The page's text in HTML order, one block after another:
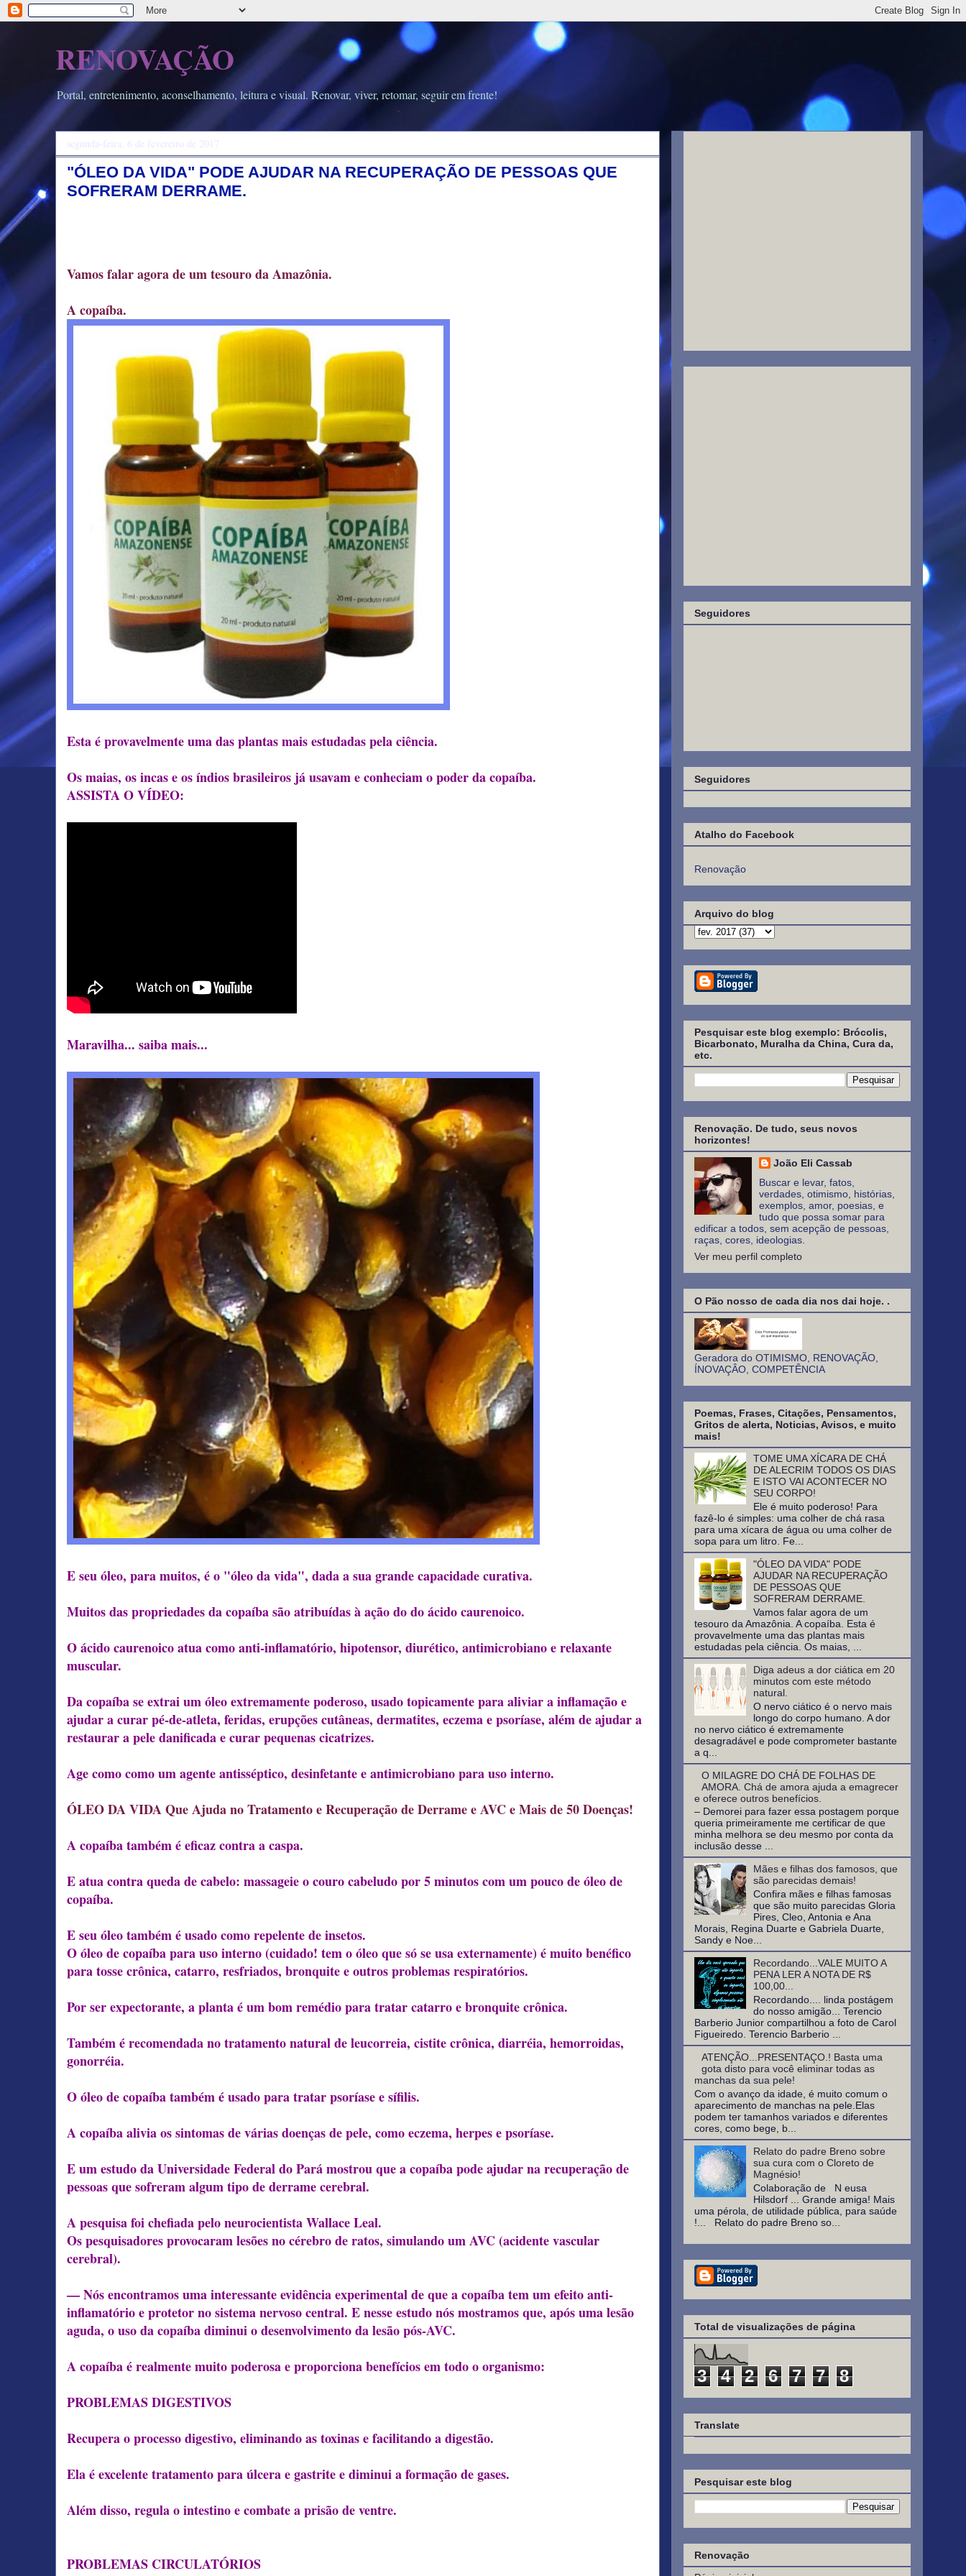
RENOVAÇÃO
Portal, entretenimento, aconselhamento, leitura e visual. Renovar, viver, retomar, seguir em frente!
segunda-feira, 6 de fevereiro de 2017
"ÓLEO DA VIDA" PODE AJUDAR NA RECUPERAÇÃO DE PESSOAS QUE
SOFRERAM DERRAME.
Vamos falar agora de um tesouro da Amazônia.
A copaíba.
Esta é provavelmente uma das plantas mais estudadas pela ciência.
Os maias, os incas e os índios brasileiros já usavam e conheciam o poder da copaíba.
ASSISTA O VÍDEO:
Maravilha... saiba mais...
E seu óleo, para muitos, é o "óleo da vida", dada a sua grande capacidade curativa.
Muitos das propriedades da copaíba são atribuídas à ação do do ácido caurenoico.
O ácido caurenoico atua como anti-inflamatório, hipotensor, diurético, antimicrobiano e relaxante
muscular.
Da copaíba se extrai um óleo extremamente poderoso, usado topicamente para aliviar a inflamação e
ajudar a curar pé-de-atleta, feridas, erupções cutâneas, dermatites, eczema e psoríase, além de ajudar a
restaurar a pele danificada e curar pequenas cicatrizes.
Age como como um agente antisséptico, desinfetante e antimicrobiano para uso interno.
ÓLEO DA VIDA Que Ajuda no Tratamento e Recuperação de Derrame e AVC e Mais de 50 Doenças!
A copaíba também é eficaz contra a caspa.
E atua contra queda de cabelo: massageie o couro cabeludo por 5 minutos com um pouco de óleo de
copaíba.
E seu óleo também é usado como repelente de insetos.
O óleo de copaíba para uso interno (cuidado! tem o óleo que só se usa externamente) é muito benéfico
para tosse crônica, catarro, resfriados, bronquite e outros problemas respiratórios.
Por ser expectorante, a planta é um bom remédio para tratar catarro e bronquite crônica.
Também é recomendada no tratamento natural de leucorreia, cistite crônica, diarréia, hemorroidas,
gonorréia.
O óleo de copaíba também é usado para tratar psoríase e sífilis.
A copaíba alivia os sintomas de várias doenças de pele, como eczema, herpes e psoríase.
E um estudo da Universidade Federal do Pará mostrou que a copaíba pode ajudar na recuperação de
pessoas que sofreram algum tipo de derrame cerebral.
A pesquisa foi chefiada pelo neurocientista Wallace Leal.
Os pesquisadores provocaram lesões no cérebro de ratos, simulando um AVC (acidente vascular
cerebral).
— Nós encontramos uma interessante evidência experimental de que a copaíba tem um efeito anti-
inflamatório e protetor no sistema nervoso central. E nesse estudo nós mostramos que, após uma lesão
aguda, o uso da copaíba diminui o desenvolvimento da lesão pós-AVC.
A copaíba é realmente muito poderosa e proporciona benefícios em todo o organismo:
PROBLEMAS DIGESTIVOS
Recupera o processo digestivo, eliminando as toxinas e facilitando a digestão.
Ela é excelente tratamento para úlcera e gastrite e diminui a formação de gases.
Além disso, regula o intestino e combate a prisão de ventre.
PROBLEMAS CIRCULATÓRIOS
Seguidores
Seguidores
Atalho do Facebook
Renovação
Arquivo do blog
Pesquisar este blog exemplo: Brócolis,
Bicarbonato, Muralha da China, Cura da,
etc.
Renovação. De tudo, seus novos
horizontes!
João Eli Cassab
Buscar e levar, fatos,
verdades, otimismo, histórias,
exemplos, amor, poesias, e
tudo que possa somar para
edificar a todos, sem acepção de pessoas,
raças, cores, ideologias.
Ver meu perfil completo
O Pão nosso de cada dia nos dai hoje. .
Geradora do OTIMISMO, RENOVAÇÃO,
ÍNOVAÇÂO, COMPETÊNCIA
Poemas, Frases, Citações, Pensamentos,
Gritos de alerta, Noticias, Avisos, e muito
mais!
TOME UMA XÍCARA DE CHÁ
DE ALECRIM TODOS OS DIAS
E ISTO VAI ACONTECER NO
SEU CORPO!
Ele é muito poderoso! Para
fazê-lo é simples: uma colher de chá rasa
para uma xícara de água ou uma colher de
sopa para um litro. Fe...
"ÓLEO DA VIDA" PODE
AJUDAR NA RECUPERAÇÃO
DE PESSOAS QUE
SOFRERAM DERRAME.
Vamos falar agora de um
tesouro da Amazônia. A copaíba. Esta é
provavelmente uma das plantas mais
estudadas pela ciência. Os maias, ...
Diga adeus a dor ciática em 20
minutos com este método
natural.
O nervo ciático é o nervo mais
longo do corpo humano. A dor
no nervo ciático é extremamente
desagradável e pode comprometer bastante
a q...
O MILAGRE DO CHÁ DE FOLHAS DE
AMORA. Chá de amora ajuda a emagrecer
e oferece outros benefícios.
– Demorei para fazer essa postagem porque
queria primeiramente me certificar de que
minha melhora se deu mesmo por conta da
inclusão desse ...
Mães e filhas dos famosos, que
são parecidas demais!
Confira mães e filhas famosas
que são muito parecidas Gloria
Pires, Cleo, Antonia e Ana
Morais, Regina Duarte e Gabriela Duarte,
Sandy e Noe...
Recordando...VALE MUITO A
PENA LER A NOTA DE R$
100,00...
Recordando.... linda postágem
do nosso amigão... Terencio
Barberio Junior compartilhou a foto de Carol
Figueiredo. Terencio Barberio ...
ATENÇÃO...PRESENTAÇO.! Basta uma
gota disto para você eliminar todas as
manchas da sua pele!
Com o avanço da idade, é muito comum o
aparecimento de manchas na pele.Elas
podem ter tamanhos variados e diferentes
cores, como bege, b...
Relato do padre Breno sobre
sua cura com o Cloreto de
Magnésio!
Colaboração de N eusa
Hilsdorf ... Grande amiga! Mais
uma pérola, de utilidade pública, para saúde
!... Relato do padre Breno so...
Total de visualizações de página
3 4 2 6 7 7 8
Translate
Pesquisar este blog
Renovação